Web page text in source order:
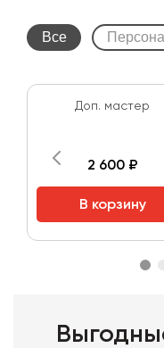
Все
Доп. мастер
2 600 ₽
В корзину